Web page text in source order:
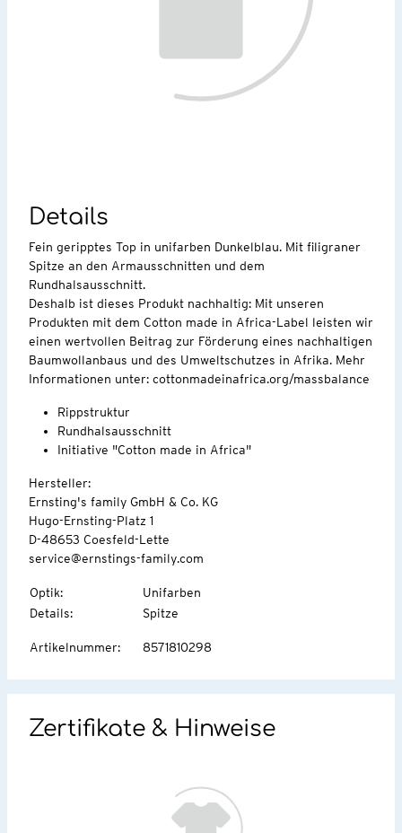
Details
Fein geripptes Top in unifarben Dunkelblau. Mit filigraner
Spitze an den Armausschnitten und dem
Rundhalsausschnitt.
Deshalb ist dieses Produkt nachhaltig: Mit unseren
Produkten mit dem Cotton made in Africa-Label leisten wir
einen wertvollen Beitrag zur Förderung eines nachhaltigen
Baumwollanbaus und des Umweltschutzes in Afrika. Mehr
Informationen unter: cottonmadeinafrica.org/massbalance
Rippstruktur
Rundhalsausschnitt
Initiative "Cotton made in Africa"
Hersteller:
Ernsting's family GmbH & Co. KG
Hugo-Ernsting-Platz 1
D-48653 Coesfeld-Lette
service@ernstings-family.com
Optik:
Unifarben
Details: Spitze
Artikelnummer: 8571810298
Zertifikate & Hinweise